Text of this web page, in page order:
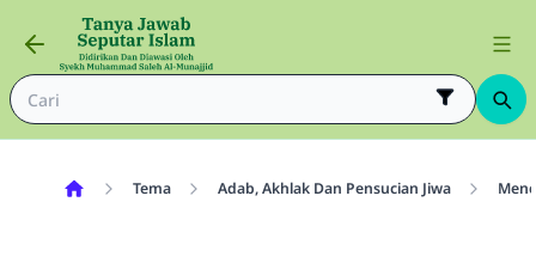
Tema Adab, Akhlak Dan Pensucian Jiwa